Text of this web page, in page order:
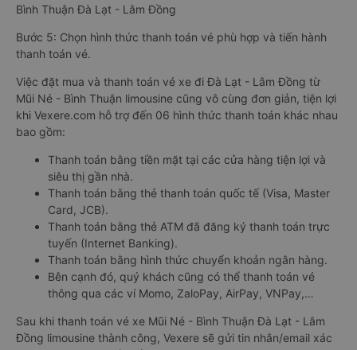
Bình Thuận Đà Lạt - Lâm Đồng
Bước 5: Chọn hình thức thanh toán vé phù hợp và tiến hành
thanh toán vé.
Việc đặt mua và thanh toán vé xe đi Đà Lạt - Lâm Đồng từ
Mũi Né - Bình Thuận limousine cũng vô cùng đơn giản, tiện lợi
khi Vexere.com hỗ trợ đến 06 hình thức thanh toán khác nhau
bao gồm:
Thanh toán bằng tiền mặt tại các cửa hàng tiện lợi và
siêu thị gần nhà.
Thanh toán bằng thẻ thanh toán quốc tế (Visa, Master
Card, JCB).
Thanh toán bằng thẻ ATM đã đăng ký thanh toán trực
tuyến (Internet Banking).
Thanh toán bằng hình thức chuyển khoản ngân hàng.
Bên cạnh đó, quý khách cũng có thể thanh toán vé
thông qua các ví Momo, ZaloPay, AirPay, VNPay,…
Sau khi thanh toán vé xe Mũi Né - Bình Thuận Đà Lạt - Lâm
Đồng limousine thành công, Vexere sẽ gửi tin nhắn/email xác